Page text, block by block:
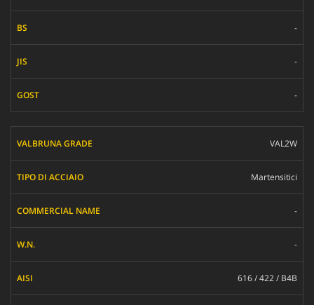
-
-
-
VAL2W
Martensitici
-
-
616 / 422 / B4B